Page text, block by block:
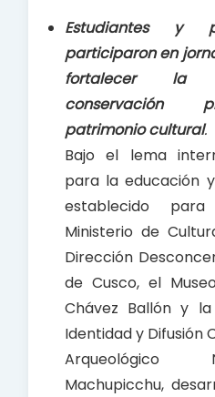
Estudiantes y
participaron en
fortalecer la
conservación
patrimonio cultural.
Bajo el lema
para la educación
establecido
Ministerio de
Dirección
de Cusco, el
Chávez Ballón y
Identidad y Difusión
Arqueológico
Machupicchu,